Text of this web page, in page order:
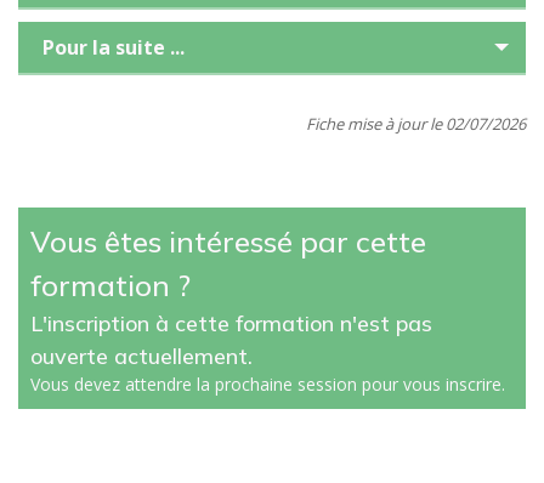
Pour la suite ...
Fiche mise à jour le 02/07/2026
Vous êtes intéressé par cette
formation ?
L'inscription à cette formation n'est pas
ouverte actuellement.
Vous devez attendre la prochaine session pour vous inscrire.